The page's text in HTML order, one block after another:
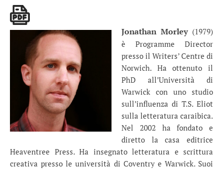
Jonathan Morley (1979)
è Programme Director
presso il Writers’ Centre di
Norwich. Ha ottenuto il
PhD all’Università di
Warwick con uno studio
sull’influenza di T.S. Eliot
sulla letteratura caraibica.
Nel 2002 ha fondato e
diretto la casa editrice
Heaventree Press. Ha insegnato letteratura e scrittura
creativa presso le università di Coventry e Warwick. Suoi